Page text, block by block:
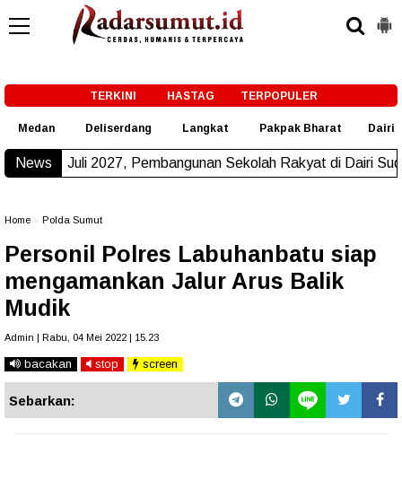
TERKINI HASTAG TERPOPULER
Medan Deliserdang Langkat Pakpak Bharat Dairi
News
Pembangunan Sekolah Rakyat di Dairi Sudah Beroperasi
Home Polda Sumut
Personil Polres Labuhanbatu siap
mengamankan Jalur Arus Balik
Mudik
Admin | Rabu, 04 Mei 2022 | 15.23
bacakan stop screen
Sebarkan: